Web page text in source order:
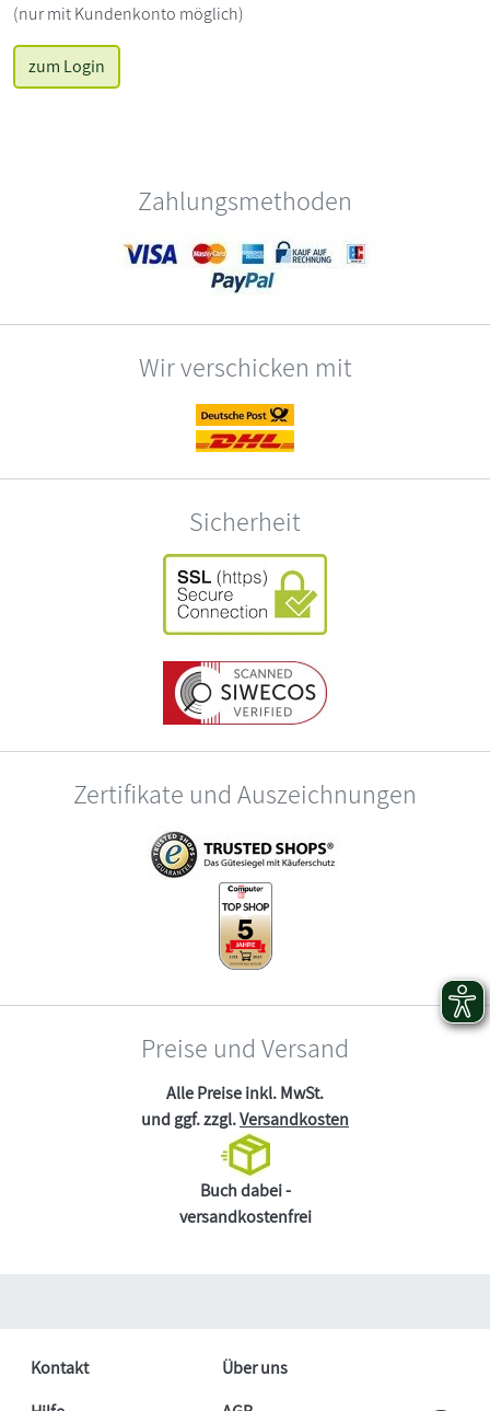
(nur mit Kundenkonto möglich)
zum Login
Zahlungsmethoden
Wir verschicken mit
Sicherheit
Zertifikate und Auszeichnungen
Preise und Versand
Alle Preise inkl. MwSt.
und ggf. zzgl.Versandkosten
Buch dabei -
versandkostenfrei
Kontakt
Über uns